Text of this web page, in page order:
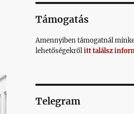
Támogatás
Amennyiben támogatnál
lehetőségekrőlitt találsz
Telegram